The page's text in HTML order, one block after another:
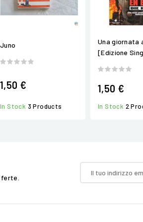
Juno
1,50 €
In Stock 3 Products
Una giornata
[Edizione
1,50 €
In Stock 2